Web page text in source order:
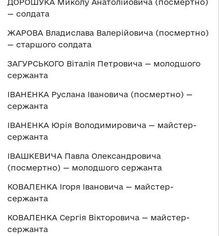
ДОРОШУКА Миколу Анатолійовича (посмертно)
— солдата
ЖАРОВА Владислава Валерійовича (посмертно)
— старшого солдата
ЗАГУРСЬКОГО Віталія Петровича — молодшого
сержанта
ІВАНЕНКА Руслана Івановича (посмертно) —
сержанта
ІВАНЕНКА Юрія Володимировича — майстер-
сержанта
ІВАШКЕВИЧА Павла Олександровича
(посмертно) — молодшого сержанта
КОВАЛЕНКА Ігоря Івановича — майстер-
сержанта
КОВАЛЕНКА Сергія Вікторовича — майстер-
сержанта